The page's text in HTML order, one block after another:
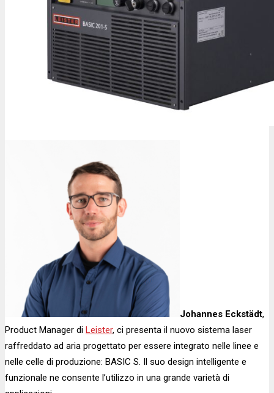
Johannes Eckstädt,
Product Manager di Leister, ci presenta il nuovo sistema laser
raffreddato ad aria progettato per essere integrato nelle linee e
nelle celle di produzione: BASIC S. Il suo design intelligente e
funzionale ne consente l’utilizzo in una grande varietà di